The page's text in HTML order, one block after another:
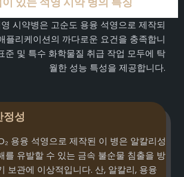
시약병은 고순도 용융 석영으로 제작되
플리케이션의 까다로운 요건을 충족합니
준 및 특수 화학물질 취급 작업 모두에 탁
월한 성능 특성을 제공합니다.
정성
용융 석영으로 제작된 이 병은 알칼리성
를 유발할 수 있는 금속 불순물 침출을 방
보관에 이상적입니다. 산, 알칼리, 용융